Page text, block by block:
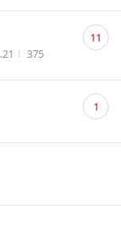
간 조회수
375
댓
글11
댓
글 1